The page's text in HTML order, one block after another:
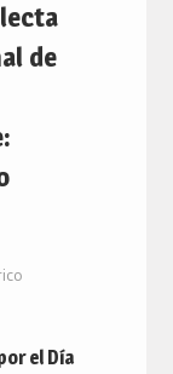
de
el Día